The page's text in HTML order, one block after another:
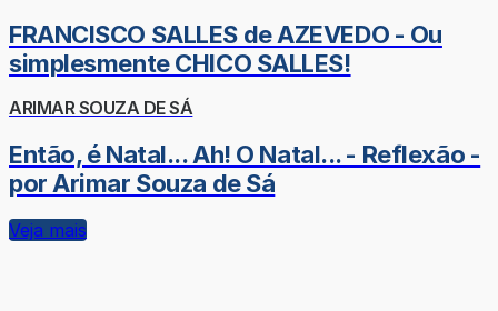
FRANCISCO SALLES de AZEVEDO - Ou
simplesmente CHICO SALLES!
ARIMAR SOUZA DE SÁ
Então, é Natal... Ah! O Natal... - Reflexão -
por Arimar Souza de Sá
Veja mais